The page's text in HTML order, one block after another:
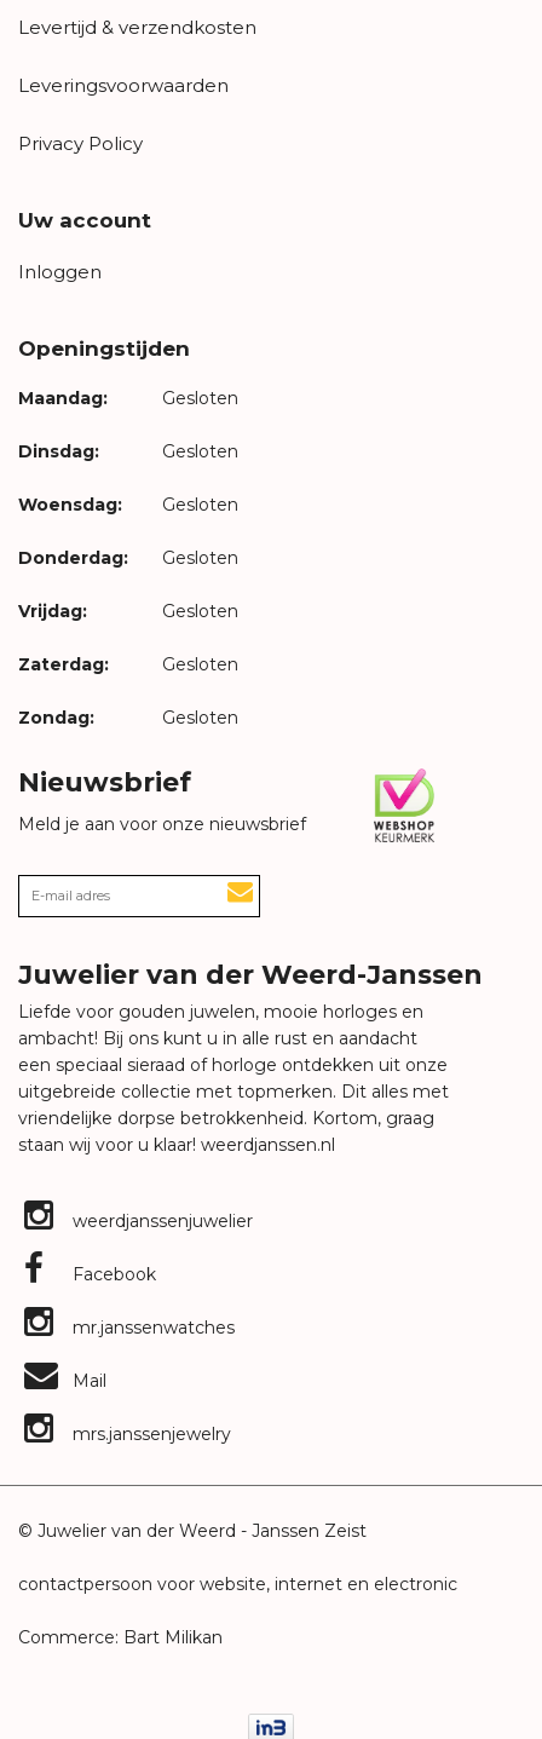
Levertijd & verzendkosten
Leveringsvoorwaarden
Privacy Policy
Uw account
Inloggen
Openingstijden
Maandag: Gesloten
Dinsdag: Gesloten
Woensdag: Gesloten
Donderdag: Gesloten
Vrijdag: Gesloten
Zaterdag: Gesloten
Zondag: Gesloten
Nieuwsbrief
Meld je aan voor onze nieuwsbrief
Juwelier van der Weerd-Janssen
Liefde voor gouden juwelen, mooie horloges en
ambacht! Bij ons kunt u in alle rust en aandacht
een speciaal sieraad of horloge ontdekken uit onze
uitgebreide collectie met topmerken. Dit alles met
vriendelijke dorpse betrokkenheid. Kortom, graag
staan wij voor u klaar! weerdjanssen.nl
weerdjanssenjuwelier
Facebook
mr.janssenwatches
Mail
mrs.janssenjewelry
© Juwelier van der Weerd - Janssen Zeist
contactpersoon voor website, internet en electronic
Commerce: Bart Milikan